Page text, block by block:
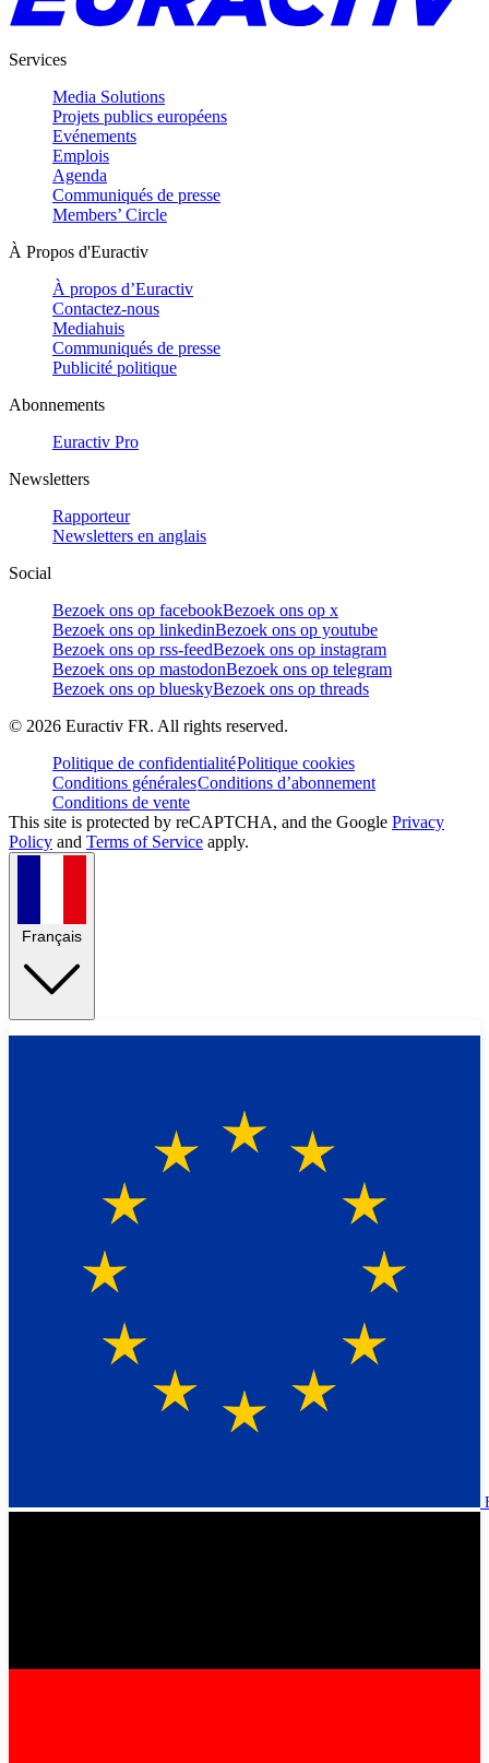
Services
Media Solutions
Projets publics européens
Evénements
Emplois
Agenda
Communiqués de presse
Members’ Circle
À Propos d'Euractiv
À propos d’Euractiv
Contactez-nous
Mediahuis
Communiqués de presse
Publicité politique
Abonnements
Euractiv Pro
Newsletters
Rapporteur
Newsletters en anglais
Social
Bezoek ons op facebookBezoek ons op x
Bezoek ons op linkedinBezoek ons op youtube
Bezoek ons op rss-feedBezoek ons op instagram
Bezoek ons op mastodonBezoek ons op telegram
Bezoek ons op blueskyBezoek ons op threads
© 2026 Euractiv FR. All rights reserved.
Politique de confidentialitéPolitique cookies
Conditions généralesConditions d’abonnement
Conditions de vente
This site is protected by reCAPTCHA, and the Google Privacy
Policy and Terms of Service apply.
Français